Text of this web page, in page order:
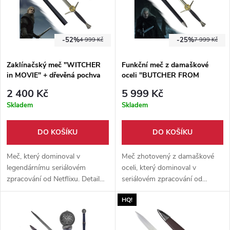
4 999 Kč
-52%
Zaklínačský meč "WITCHER
in MOVIE" + dřevěná pochva
2 400 Kč
Skladem
DO KOŠÍKU
Meč, který dominoval v
legendárnímu seriálovém
zpracování od Netflixu. Detailně
propracovaný meč v poměru
a ostřený. Meč, který je vhodný
jak pro výstavní účely, tak pro
7 999 Kč
-25%
Funkční meč z damaškové
oceli "BUTCHER FROM
ZAKLÍNAČ/WITCHER
5 999 Kč
Skladem
DO KOŠÍKU
Meč zhotovený z damaškové
oceli, který dominoval v
seriálovém zpracování od
Netflixu. Detailně propracovaný
meč v poměru 1:1 s originálem.
Lehký, funkční a naostřený.
HQ!